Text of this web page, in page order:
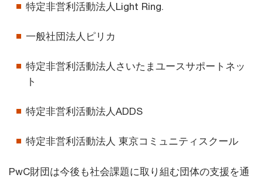
特定非営利活動法人Light Ring.
一般社団法人ピリカ
特定非営利活動法人さいたまユースサポートネッ
ト
特定非営利活動法人ADDS
特定非営利活動法人 東京コミュニティスクール
PwC財団は今後も社会課題に取り組む団体の支援を通